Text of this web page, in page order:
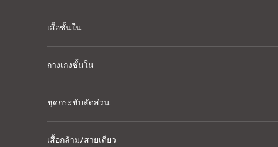
เสื้อชั้นใน
กางเกงชั้นใน
ชุดกระชับสัดส่วน
เสื้อกล้าม/สายเดี่ยว